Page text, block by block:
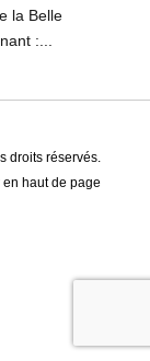
la Belle
:...
droits réservés.
en haut de page